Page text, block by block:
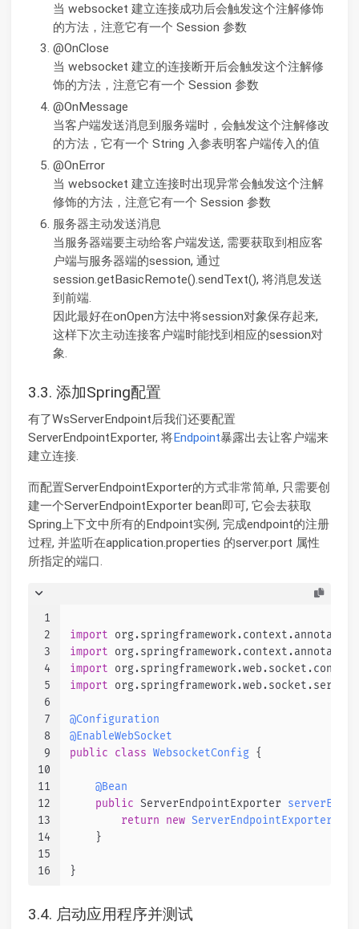
当 websocket 建立连接成功后会触发这个注解修饰
的方法，注意它有一个 Session 参数
@OnClose
当 websocket 建立的连接断开后会触发这个注解修
饰的方法，注意它有一个 Session 参数
@OnMessage
当客户端发送消息到服务端时，会触发这个注解修改
的方法，它有一个 String 入参表明客户端传入的值
@OnError
当 websocket 建立连接时出现异常会触发这个注解
修饰的方法，注意它有一个 Session 参数
服务器主动发送消息
当服务器端要主动给客户端发送, 需要获取到相应客
户端与服务器端的session, 通过
session.getBasicRemote().sendText(), 将消息发送
到前端.
因此最好在onOpen方法中将session对象保存起来,
这样下次主动连接客户端时能找到相应的session对
象.
3.3. 添加Spring配置
有了WsServerEndpoint后我们还要配置
ServerEndpointExporter, 将Endpoint暴露出去让客户端来
建立连接.
而配置ServerEndpointExporter的方式非常简单, 只需要创
建一个ServerEndpointExporter bean即可, 它会去获取
Spring上下文中所有的Endpoint实例, 完成endpoint的注册
过程, 并监听在application.properties 的server.port 属性
所指定的端口.
1
2
3
4
5
6
7
8
9
10
11
12
13
14
15
16
import
import
import
import
@Configuration
@EnableWebSocket
public
class WebsocketConfig {
@Bean
public ServerEndpointExporter
return
new ServerEndpointExporter
    }
}
3.4. 启动应用程序并测试